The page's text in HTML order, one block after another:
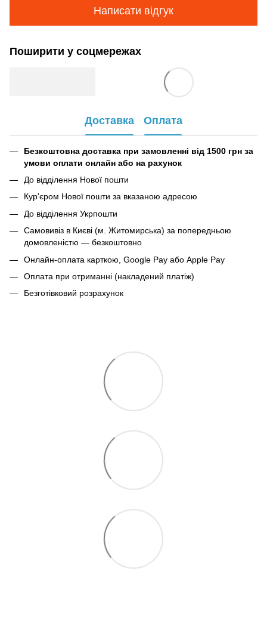
Написати відгук
Поширити у соцмережах
Доставка Оплата
Безкоштовна доставка при замовленні від 1500 грн за
умови оплати онлайн або на рахунок
До відділення Нової пошти
Кур'єром Нової пошти за вказаною адресою
До відділення Укрпошти
Самовивіз в Києві (м. Житомирська) за попередньою
домовленістю — безкоштовно
Онлайн-оплата карткою, Google Pay або Apple Pay
Оплата при отриманні (накладений платіж)
Безготівковий розрахунок